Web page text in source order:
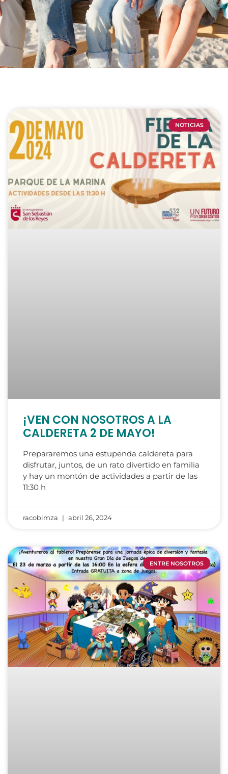
NOTICIAS
¡VEN CON NOSOTROS A LA
CALDERETA 2 DE MAYO!
Prepararemos una estupenda caldereta para
disfrutar, juntos, de un rato divertido en familia
y hay un montón de actividades a partir de las
11:30 h
racobimza abril 26, 2024
ENTRE NOSOTROS